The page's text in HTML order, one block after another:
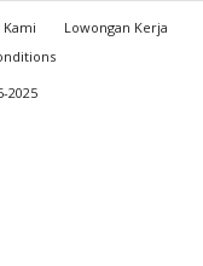
Lowongan Kerja
2025